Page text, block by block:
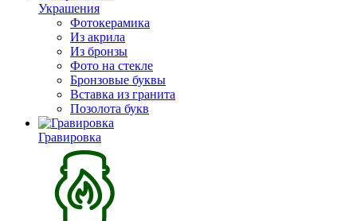
Украшения
Фотокерамика
Из акрила
Из бронзы
Фото на стекле
Бронзовые буквы
Вставка из гранита
Позолота букв
Гравировка